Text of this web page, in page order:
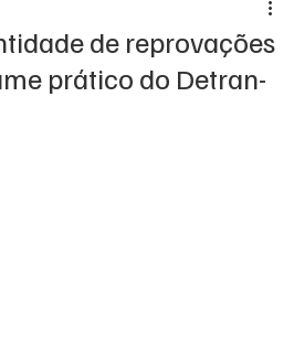
de reprovações
prático do Detran-